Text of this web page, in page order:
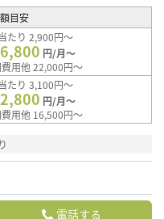
目安
たり 2,900円～
円/月～
用他 22,000円～
たり 3,100円～
円/月～
用他 16,500円～
電話する